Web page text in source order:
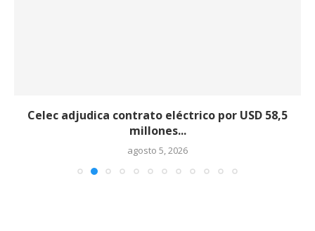
Celec adjudica contrato eléctrico por USD 58,5
millones...
agosto 5, 2026